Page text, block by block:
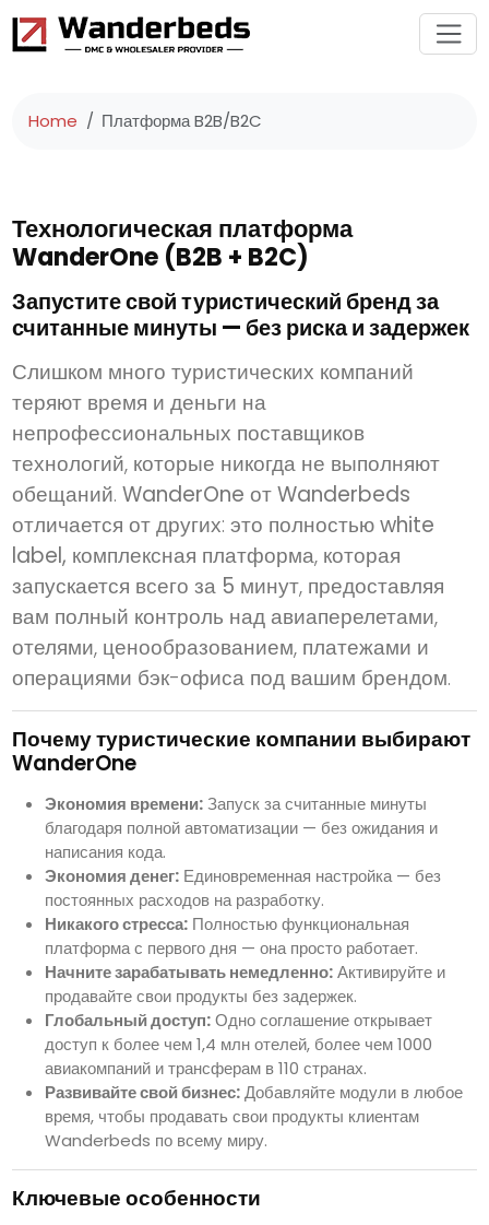
Home Платформа B2B/B2C
Технологическая платформа
WanderOne (B2B + B2C)
Запустите свой туристический бренд за
считанные минуты — без риска и задержек
Слишком много туристических компаний
теряют время и деньги на
непрофессиональных поставщиков
технологий, которые никогда не выполняют
обещаний.WanderOne от Wanderbeds
отличается от других: это полностью white
label, комплексная платформа, которая
запускается всего за 5 минут, предоставляя
вам полный контроль над авиаперелетами,
отелями, ценообразованием, платежами и
операциями бэк-офиса под вашим брендом.
Почему туристические компании выбирают
WanderOne
Экономия времени:Запуск за считанные минуты
благодаря полной автоматизации — без ожидания и
написания кода.
Экономия денег: Единовременная настройка — без
постоянных расходов на разработку.
Никакого стресса: Полностью функциональная
платформа с первого дня — она просто работает.
Начните зарабатывать немедленно:Активируйте и
продавайте свои продукты без задержек.
Глобальный доступ:Одно соглашение открывает
доступ к более чем 1,4 млн отелей, более чем 1000
авиакомпаний и трансферам в 110 странах.
Развивайте свой бизнес:Добавляйте модули в любое
время, чтобы продавать свои продукты клиентам
Wanderbeds по всему миру.
Ключевые особенности